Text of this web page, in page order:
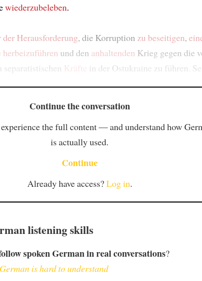
wiederzubeleben.
der Herausforderung, die Korruption zu beseitigen,
und den anhaltenden Krieg gegen die
separatistischen Kräfte in der Ostukraine zu führen.
Continue the conversation
the full content — and understand how
is actually used.
Continue
Already have access?Log in.
listening skills
spoken German in real conversations?
is hard to understand